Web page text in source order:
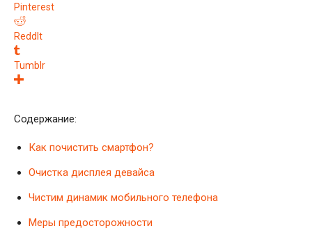
Pinterest
ReddIt
Tumblr
Содержание:
Как почистить смартфон?
Очистка дисплея девайса
Чистим динамик мобильного телефона
Меры предосторожности